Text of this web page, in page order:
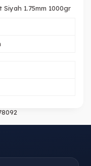
1.75mm 1000gr